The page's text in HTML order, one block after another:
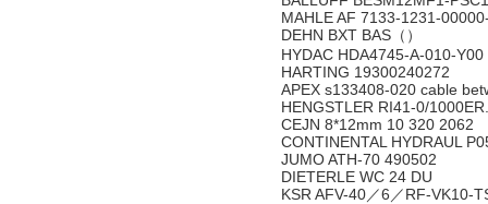
MAHLE AF 7133-1231-
DEHN BXT BAS（）
HYDAC HDA4745-A-010-Y00
HARTING 19300240272
APEX s133408-020 cable
HENGSTLER RI41-0/
CEJN 8*12mm 10 320 2062
CONTINENTAL HYDRAUL
JUMO ATH-70 490502
DIETERLE WC 24 DU
KSR AFV-40／6／RF-VK10-